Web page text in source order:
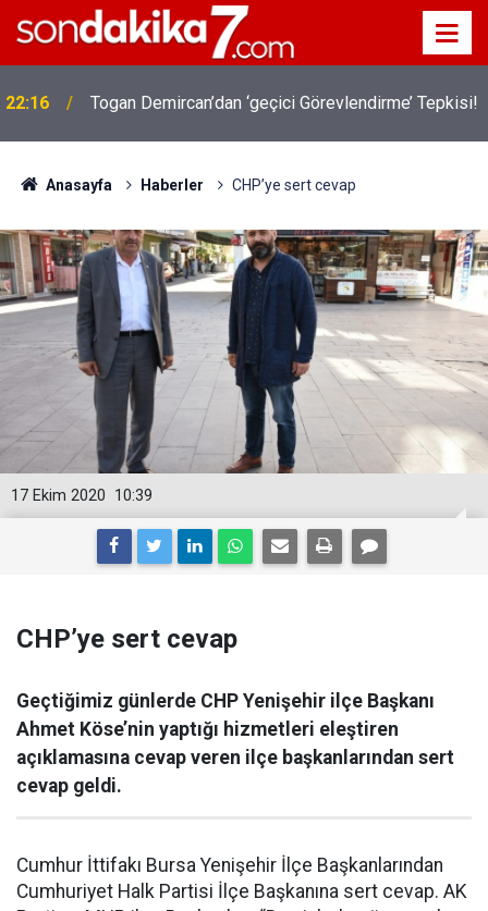
22:16 Togan Demircan’dan ‘geçici Görevlendirme’ Tepkisi!
Anasayfa Haberler CHP’ye sert cevap
10:39
17 Ekim 2020
CHP’ye sert cevap
Geçtiğimiz günlerde CHP Yenişehir ilçe Başkanı
Ahmet Köse’nin yaptığı hizmetleri eleştiren
açıklamasına cevap veren ilçe başkanlarından sert
cevap geldi.
Cumhur İttifakı Bursa Yenişehir İlçe Başkanlarından
Cumhuriyet Halk Partisi İlçe Başkanına sert cevap. AK